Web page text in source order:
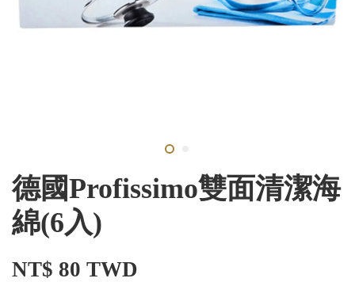
德國Profissimo雙面清潔海
綿(6入)
NT$ 80 TWD